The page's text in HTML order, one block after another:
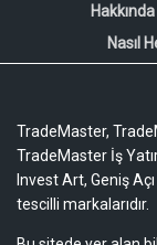
Hakkında
Nasıl
TradeMaster,
TradeMaster İş
Invest Art, Geniş
tescilli markalarıdır.